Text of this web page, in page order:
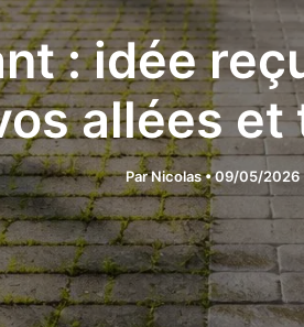
: idée
allées et
ParNicolas•09/05/2026